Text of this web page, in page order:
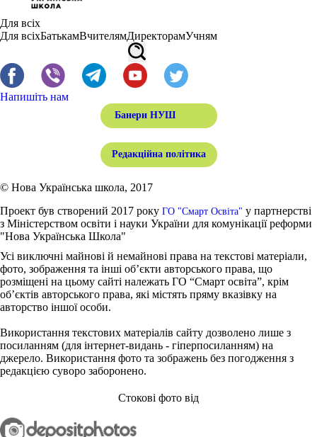
Для всіх
Для всіхБатькамВчителямДиректорамУчням
Напишіть нам
Банери НУШ
Редакційна політика
© Нова Українська школа, 2017
Проект був створений 2017 року ГО "Смарт Освіта" у партнерстві
з Міністерством освіти і науки України для комунікації реформи
"Нова Українська Школа"
Усі виключні майнові й немайнові права на текстові матеріали,
фото, зображення та інші об’єкти авторського права, що
розміщені на цьому сайті належать ГО “Смарт освіта”, крім
об’єктів авторського права, які містять пряму вказівку на
авторство іншої особи.
Використання текстових матеріалів сайту дозволено лише з
посиланням (для інтернет-видань - гіперпосиланням) на
джерело. Використання фото та зображень без погодження з
редакцією суворо заборонено.
Стокові фото від